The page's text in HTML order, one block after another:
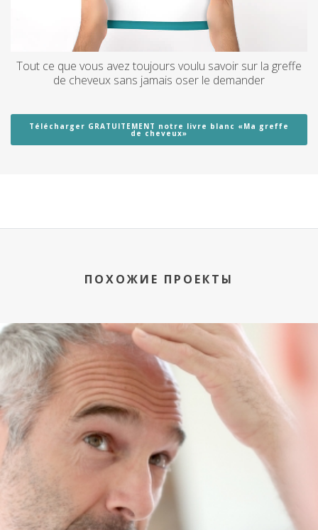
Tout ce que vous avez toujours voulu savoir sur la greffe
de cheveux sans jamais oser le demander
Télécharger GRATUITEMENT notre livre blanc «Ma greffe
de cheveux»
ПОХОЖИЕ ПРОЕКТЫ